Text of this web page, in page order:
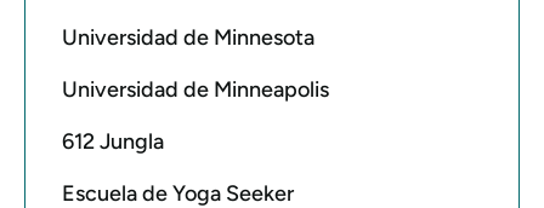
Universidad de Minnesota
Universidad de Minneapolis
612 Jungla
Escuela de Yoga Seeker